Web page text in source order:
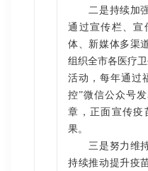
二是持续加强
通过宣传栏、宣
体、新媒体多渠
组织全市各医疗
活动，每年通过
控”微信公众号
章，正面宣传疫
果。
三是努力维持
持续推动提升疫